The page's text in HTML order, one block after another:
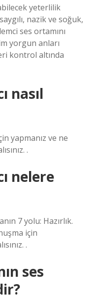
yeterlilik
nazik ve soğuk,
ses ortamını
yorgun anları
kontrol altında
nasıl
yapmanız ve ne
.
nelere
7 yolu: Hazırlık.
için
.
ses